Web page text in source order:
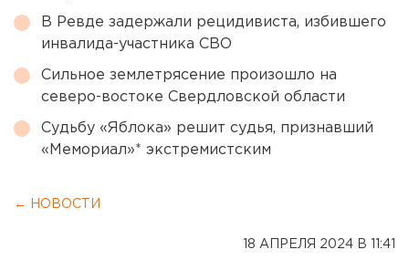
В Ревде задержали рецидивиста, избившего
инвалида-участника СВО
Сильное землетрясение произошло на
северо-востоке Свердловской области
Судьбу «Яблока» решит судья, признавший
«Мемориал»* экстремистским
← НОВОСТИ
18 АПРЕЛЯ 2024 В 11:41